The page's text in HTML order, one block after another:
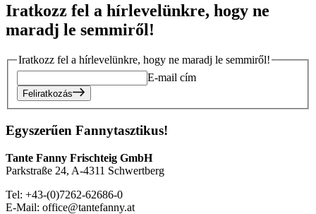
Iratkozz fel a hírlevelünkre, hogy ne
maradj le semmiről!
Iratkozz fel a hírlevelünkre, hogy ne maradj le semmiről!
E-mail cím
Feliratkozás
Egyszerűen Fannytasztikus!
Tante Fanny Frischteig GmbH
Parkstraße 24, A-4311 Schwertberg
Tel: +43-(0)7262-62686-0
E-Mail: office@tantefanny.at